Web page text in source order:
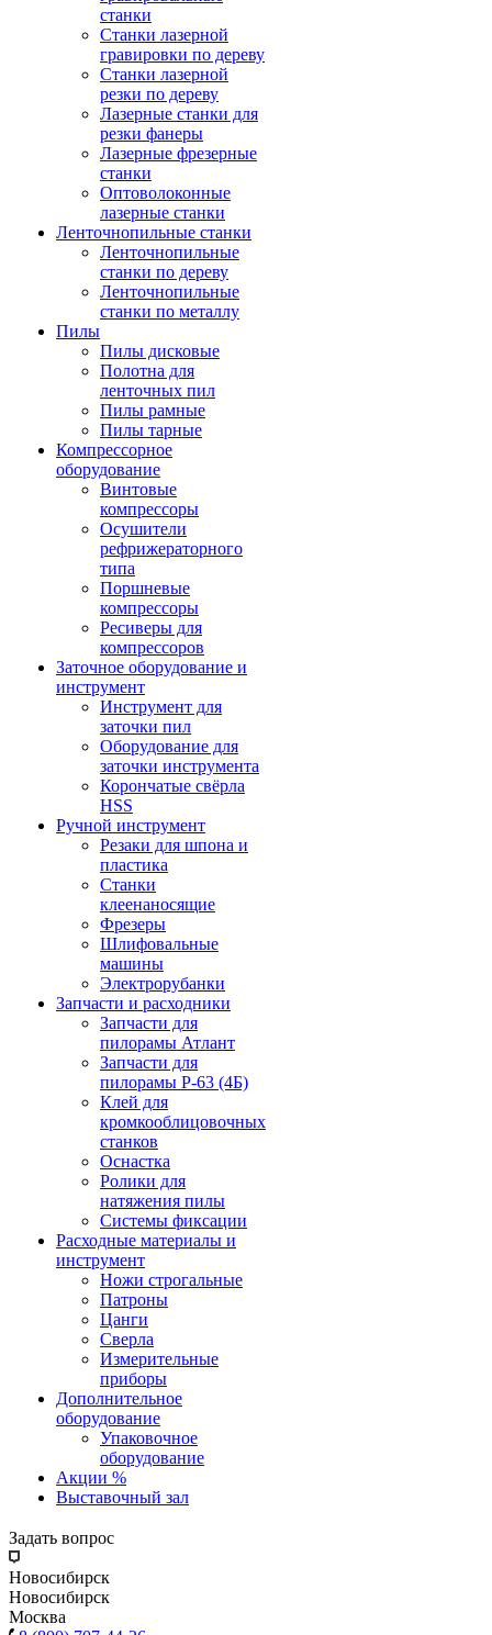
станки
Станки лазерной
гравировки по дереву
Станки лазерной
резки по дереву
Лазерные станки для
резки фанеры
Лазерные фрезерные
станки
Оптоволоконные
лазерные станки
Ленточнопильные станки
Ленточнопильные
станки по дереву
Ленточнопильные
станки по металлу
Пилы
Пилы дисковые
Полотна для
ленточных пил
Пилы рамные
Пилы тарные
Компрессорное
оборудование
Винтовые
компрессоры
Осушители
рефрижераторного
типа
Поршневые
компрессоры
Ресиверы для
компрессоров
Заточное оборудование и
инструмент
Инструмент для
заточки пил
Оборудование для
заточки инструмента
Корончатые свёрла
HSS
Ручной инструмент
Резаки для шпона и
пластика
Станки
клеенаносящие
Фрезеры
Шлифовальные
машины
Электрорубанки
Запчасти и расходники
Запчасти для
пилорамы Атлант
Запчасти для
пилорамы Р-63 (4Б)
Клей для
кромкооблицовочных
станков
Оснастка
Ролики для
натяжения пилы
Системы фиксации
Расходные материалы и
инструмент
Ножи строгальные
Патроны
Цанги
Сверла
Измерительные
приборы
Дополнительное
оборудование
Упаковочное
оборудование
Акции %
Выставочный зал
Задать вопрос
Новосибирск
Новосибирск
Москва